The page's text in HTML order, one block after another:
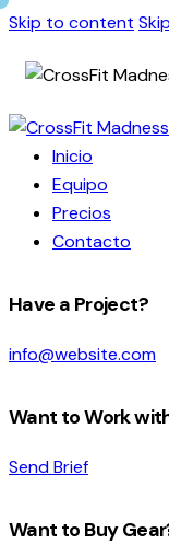
Skip to content
Inicio
Equipo
Precios
Contacto
Have a Project?
info@website.com
Want to Work
Send Brief
Want to Buy